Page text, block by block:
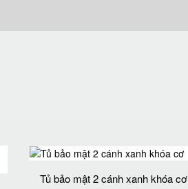
Tủ bảo mật 2 cánh xanh khóa cơ